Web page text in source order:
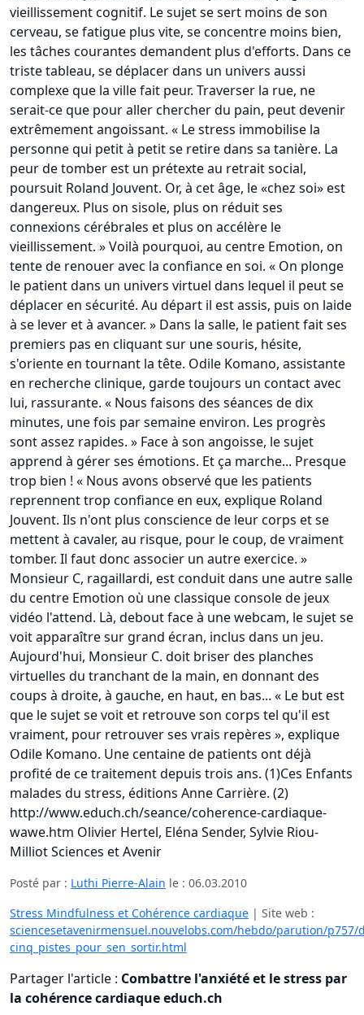
Posté par : Luthi Pierre-Alain le : 06.03.2010
Stress Mindfulness et Cohérence cardiaque | Site web :
sciencesetavenirmensuel.nouvelobs.com/hebdo/parution/p757/
cinq_pistes_pour_sen_sortir.html
Partager l'article : Combattre l'anxiété et le stress par
la cohérence cardiaque educh.ch